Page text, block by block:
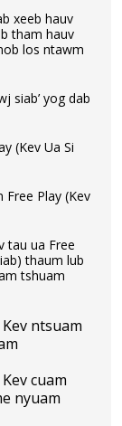
xeeb hauv
tham hauv
los ntawm
siab’ yog dab
(Kev Ua Si
Free Play (Kev
tau ua Free
thaum lub
tshuam
ntsuam
cuam
nyuam